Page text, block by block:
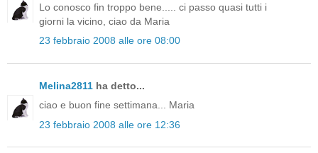
Lo conosco fin troppo bene..... ci passo quasi tutti i
giorni la vicino, ciao da Maria
23 febbraio 2008 alle ore 08:00
Melina2811 ha detto...
ciao e buon fine settimana... Maria
23 febbraio 2008 alle ore 12:36